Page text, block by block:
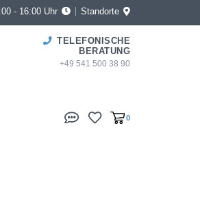
- 16:00 Uhr Standorte
TELEFONISCHE
BERATUNG
+49 541 500 38 90
0